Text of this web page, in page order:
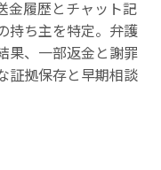
金履歴とチャット記
持ち主を特定。弁護
果、一部返金と謝罪
証拠保存と早期相談